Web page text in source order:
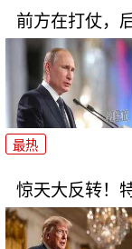
前方在打仗，
最热
惊天大反转！